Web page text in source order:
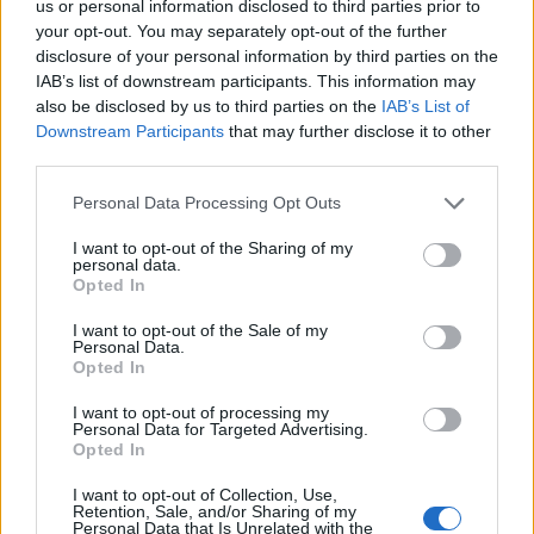
us or personal information disclosed to third parties prior to
your opt-out. You may separately opt-out of the further
disclosure of your personal information by third parties on the
IAB’s list of downstream participants. This information may
also be disclosed by us to third parties on the IAB’s List of
Downstream Participants that may further disclose it to other
Personal Data Processing Opt Outs
I want to opt-out of the Sharing of my
personal data.
Opted In
I want to opt-out of the Sale of my
Personal Data.
Opted In
I want to opt-out of processing my
Personal Data for Targeted Advertising.
Opted In
I want to opt-out of Collection, Use,
Retention, Sale, and/or Sharing of my
Personal Data that Is Unrelated with the
l’ingresso nella mischia di nuove start-up MDM e di aziende
affermate come Qualys che aggiungono il supporto Apple alle
soluzioni esistenti.
L’aumento della concorrenza si manifesta nel momento in cui le
Service Edge (SSE) in controlli di bilancio sempre più stretti. Un
aziende adotterà una strategia per unificare l’accesso al Web, ai
servizi cloud e alle applicazioni private da una piattaforma SSE di un
unico fornitore.
si evolverà in due direzioni tra coloro che ritengono che la
tecnologia aziendale sia meglio servita affidandosi a soluzioni best-
piattaforme dedicate, e coloro che cercano strumenti con cui gestire